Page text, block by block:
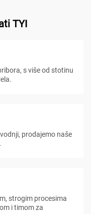
TYI
s više od stotinu
prodajemo naše
strogim procesima
i timom za